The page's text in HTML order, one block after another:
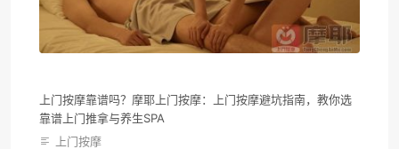
上门按摩靠谱吗？摩耶上门按摩：上门按摩避坑指南，教你选
靠谱上门推拿与养生SPA
上门按摩